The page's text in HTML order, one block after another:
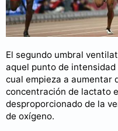
El segundo umbral
aquel punto de
cual empieza a aumentar
concentración de lactato
desproporcionado de la
de oxígeno.